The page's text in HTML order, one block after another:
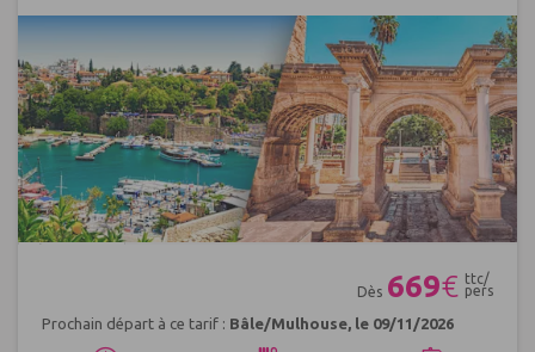
Dès 669€ ttc/
pers
Prochain départ à ce tarif : Bâle/Mulhouse, le 09/11/2026